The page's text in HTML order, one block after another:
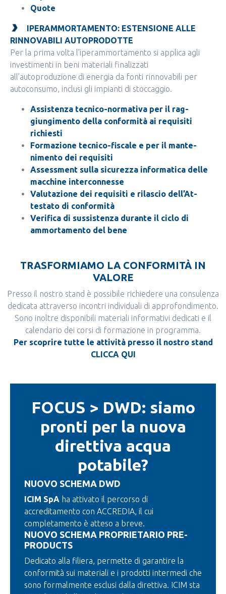
Quote
IPERAMMORTAMENTO: ESTENSIONE ALLE
RINNOVABILI AUTOPRODOTTE
Per la prima volta l’iperammortamento si applica agli
investimenti in beni materiali finalizzati
all’autoproduzione di energia da fonti rinnovabili per
autoconsumo, inclusi gli impianti di stoccaggio.
Assistenza tecnico-normativa per il rag-
giungimento della conformità ai requisiti
richiesti
Formazione tecnico-fiscale e per il mante-
nimento dei requisiti
Assessment sulla sicurezza informatica delle
macchine interconnesse
Valutazione dei requisiti e rilascio dell’At-
testato di conformità
Verifica di sussistenza durante il ciclo di
ammortamento del bene
TRASFORMIAMO LA CONFORMITÀ IN
VALORE
Presso il nostro stand è possibile richiedere una consulenza
dedicata attraverso incontri individuali di approfondimento.
Sono inoltre disponibili materiali informativi dedicati e il
calendario dei corsi di formazione in programma.
Per scoprire tutte le attività presso il nostro stand
CLICCA QUI
FOCUS > DWD: siamo
pronti per la nuova
direttiva acqua
potabile?
NUOVO SCHEMA DWD
ICIM SpA ha attivato il percorso di
accreditamento con ACCREDIA, il cui
completamento è atteso a breve.
NUOVO SCHEMA PROPRIETARIO PRE-
PRODUCTS
Dedicato alla filiera, permette di garantire la
conformità sui materiali e i prodotti intermedi che
sono formalmente esclusi dalla direttiva. ICIM sta